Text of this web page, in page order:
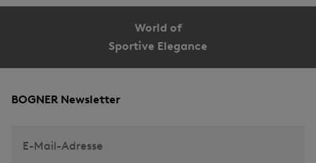
World of
Sportive Elegance
BOGNER Newsletter
E-Mail-Adresse